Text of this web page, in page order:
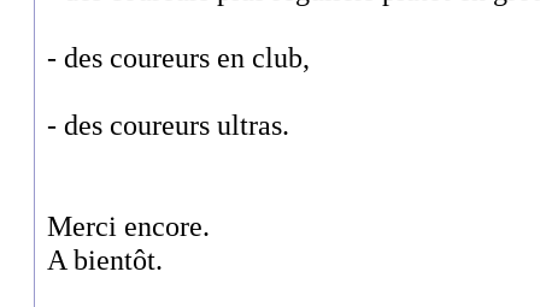
- des coureurs en club,
- des coureurs ultras.
Merci encore.
A bientôt.